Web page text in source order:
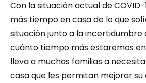
Con la situación actual de
más tiempo en casa de lo que
situación junto a la incertidumbre
cuánto tiempo más estaremos
lleva a muchas familias a
casa que les permitan mejorar su